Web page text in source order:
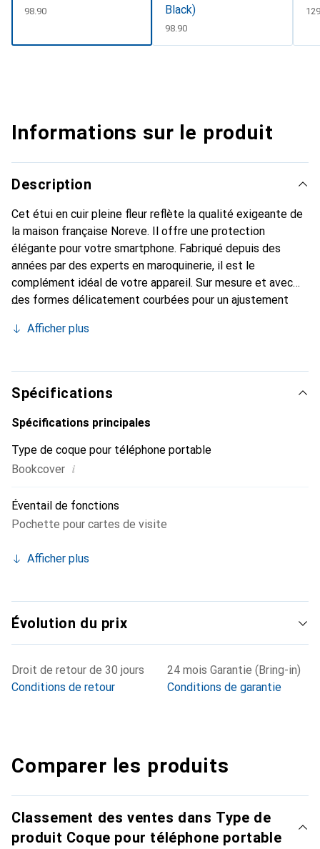
CHF
98.90
Black)
CHF
98.90
Informations sur le produit
Description
Cet étui en cuir pleine fleur reflète la qualité exigeante de
la maison française Noreve. Il offre une protection
élégante pour votre smartphone. Fabriqué depuis des
années par des experts en maroquinerie, il est le
complément idéal de votre appareil. Sur mesure et avec
des formes délicatement courbées pour un ajustement
pour votre smartphone. La marque Noreve est reconnue
reste toujours un excellent choix pour le client exigeant.
Afficher plus
Spécifications
Spécifications principales
Type de coque pour téléphone portable
Bookcover i
Éventail de fonctions
Pochette pour cartes de visite
Afficher plus
Évolution du prix
Droit de retour de 30 jours
Conditions de retour
24 mois Garantie (Bring-in)
Conditions de garantie
Comparer les produits
Classement des ventes dans Type de
produit Coque pour téléphone portable